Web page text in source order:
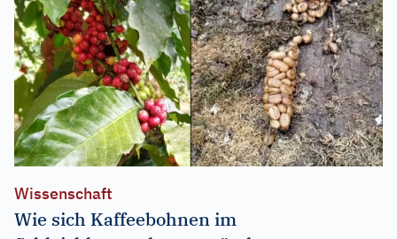
Wissenschaft
Wie sich Kaffeebohnen im